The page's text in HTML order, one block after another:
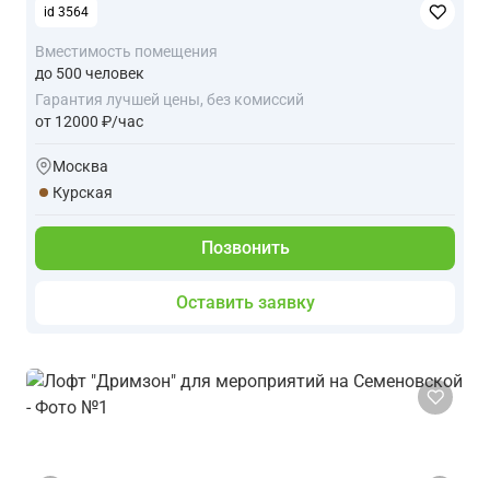
id 3564
Вместимость помещения
до 500 человек
Гарантия лучшей цены, без комиссий
от 12000 ₽/час
Москва
Курская
Позвонить
Оставить заявку